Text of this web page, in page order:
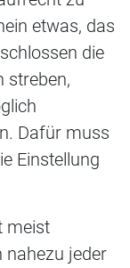
etwas, das
die
streben,
Dafür muss
Einstellung
meist
nahezu jeder